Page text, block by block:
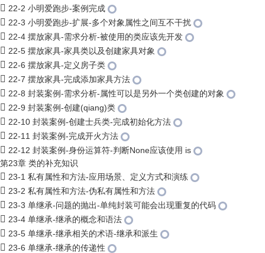
22-2 小明爱跑步-案例完成
22-3 小明爱跑步-扩展-多个对象属性之间互不干扰
22-4 摆放家具-需求分析-被使用的类应该先开发
22-5 摆放家具-家具类以及创建家具对象
22-6 摆放家具-定义房子类
22-7 摆放家具-完成添加家具方法
22-8 封装案例-需求分析-属性可以是另外一个类创建的对象
22-9 封装案例-创建(qiang)类
22-10 封装案例-创建士兵类-完成初始化方法
22-11 封装案例-完成开火方法
22-12 封装案例-身份运算符-判断None应该使用 is
第23章 类的补充知识
23-1 私有属性和方法-应用场景、定义方式和演练
23-2 私有属性和方法-伪私有属性和方法
23-3 单继承-问题的抛出-单纯封装可能会出现重复的代码
23-4 单继承-继承的概念和语法
23-5 单继承-继承相关的术语-继承和派生
23-6 单继承-继承的传递性